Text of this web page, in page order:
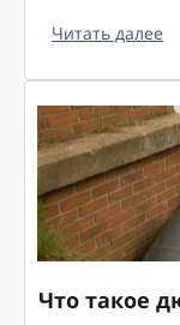
Читать далее
Что такое